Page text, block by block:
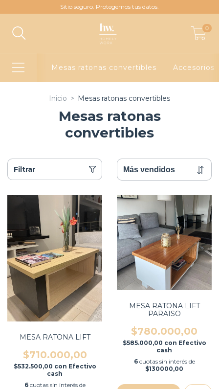
Sitio seguro. Protegemos tus datos.
0
Mesas ratonas convertibles Accesorios
Inicio > Mesas ratonas convertibles
Mesas ratonas
convertibles
Filtrar
MESA RATONA LIFT
$710.000,00
$532.500,00 con Efectivo
cash
6cuotas sin interés de
MESA RATONA LIFT
PARAISO
$780.000,00
$585.000,00 con Efectivo
cash
6cuotas sin interés de
$130000,00